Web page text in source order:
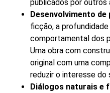
publicados por outros
Desenvolvimento de
ficção, a
comportamental dos
Uma obra com
original com uma
reduzir o interesse do
Diálogos naturais e